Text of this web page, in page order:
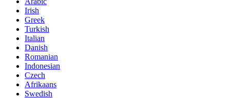
Irish
Greek
Turkish
Italian
Danish
Romanian
Indonesian
Czech
Afrikaans
Swedish